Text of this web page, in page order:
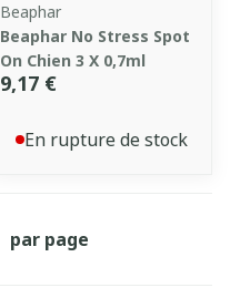
Beaphar
Beaphar No Stress Spot
On Chien 3 X 0,7ml
9,17 €
En rupture de stock
par page